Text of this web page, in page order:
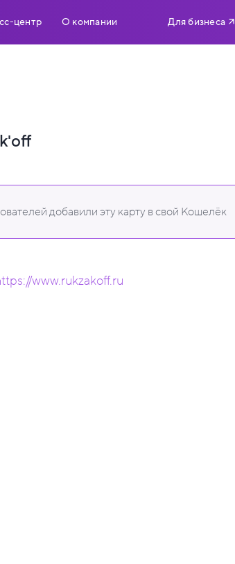
центр О компании Для бизнеса
добавили эту карту в свой Кошелёк
www.rukzakoff.ru